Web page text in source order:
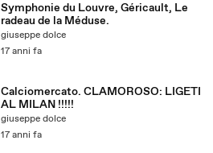
Symphonie du Louvre, Géricault, Le
radeau de la Méduse.
giuseppe dolce
17 anni fa
Calciomercato. CLAMOROSO: LIGETI
AL MILAN !!!!!
giuseppe dolce
17 anni fa